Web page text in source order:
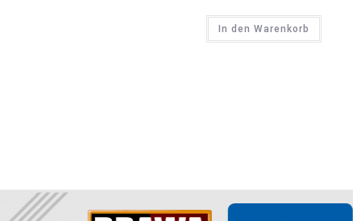
In den Warenkorb